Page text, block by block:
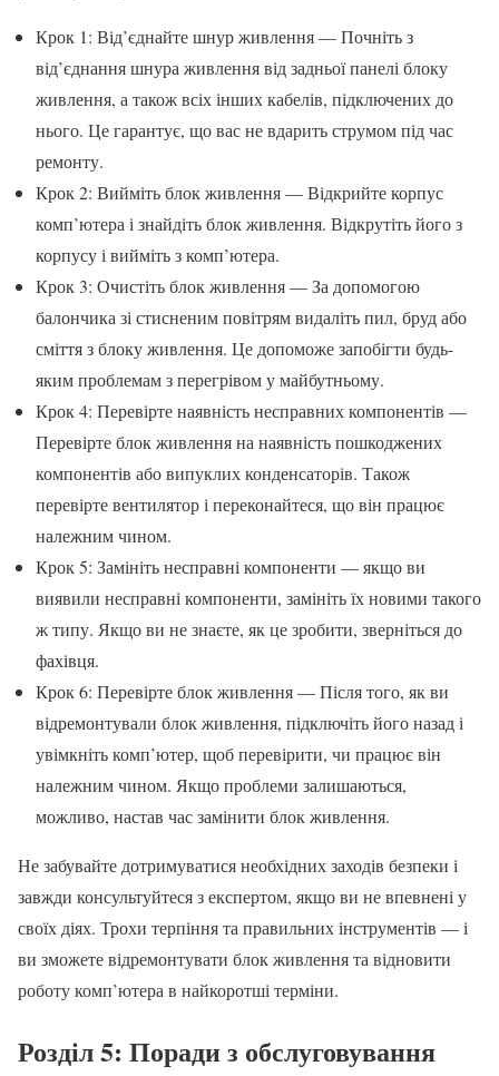
Крок 1: Від’єднайте шнур живлення — Почніть з
від’єднання шнура живлення від задньої панелі блоку
живлення, а також всіх інших кабелів, підключених до
нього. Це гарантує, що вас не вдарить струмом під час
ремонту.
Крок 2: Вийміть блок живлення — Відкрийте корпус
комп’ютера і знайдіть блок живлення. Відкрутіть його з
корпусу і вийміть з комп’ютера.
Крок 3: Очистіть блок живлення — За допомогою
балончика зі стисненим повітрям видаліть пил, бруд або
сміття з блоку живлення. Це допоможе запобігти будь-
яким проблемам з перегрівом у майбутньому.
Крок 4: Перевірте наявність несправних компонентів —
Перевірте блок живлення на наявність пошкоджених
компонентів або випуклих конденсаторів. Також
перевірте вентилятор і переконайтеся, що він працює
належним чином.
Крок 5: Замініть несправні компоненти — якщо ви
виявили несправні компоненти, замініть їх новими такого
ж типу. Якщо ви не знаєте, як це зробити, зверніться до
фахівця.
Крок 6: Перевірте блок живлення — Після того, як ви
відремонтували блок живлення, підключіть його назад і
увімкніть комп’ютер, щоб перевірити, чи працює він
належним чином. Якщо проблеми залишаються,
можливо, настав час замінити блок живлення.
Не забувайте дотримуватися необхідних заходів безпеки і
завжди консультуйтеся з експертом, якщо ви не впевнені у
своїх діях. Трохи терпіння та правильних інструментів — і
ви зможете відремонтувати блок живлення та відновити
роботу комп’ютера в найкоротші терміни.
Розділ 5: Поради з обслуговування